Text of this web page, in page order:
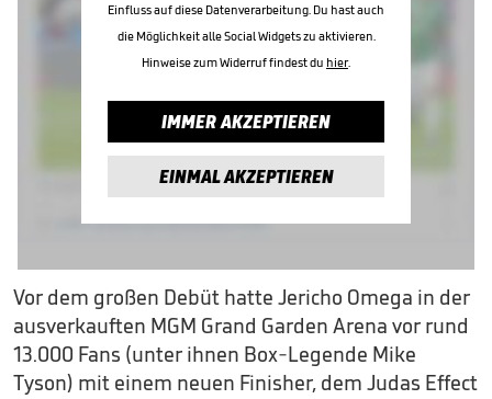
Einfluss auf diese Datenverarbeitung. Du hast auch
die Möglichkeit alle Social Widgets zu aktivieren.
Hinweise zum Widerruf findest du hier.
IMMER AKZEPTIEREN
EINMAL AKZEPTIEREN
Vor dem großen Debüt hatte Jericho Omega in der
ausverkauften MGM Grand Garden Arena vor rund
13.000 Fans (unter ihnen Box-Legende Mike
Tyson) mit einem neuen Finisher, dem Judas Effect